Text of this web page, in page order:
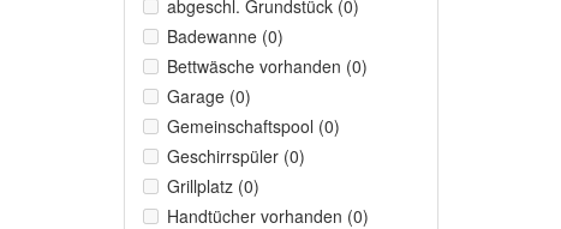
abgeschl. Grundstück (0)
Badewanne (0)
Bettwäsche vorhanden (0)
Garage (0)
Gemeinschaftspool (0)
Geschirrspüler (0)
Grillplatz (0)
Handtücher vorhanden (0)